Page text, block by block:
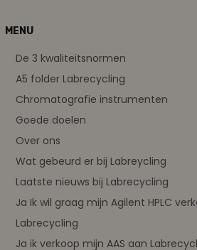
MENU
De 3 kwaliteitsnormen
A5 folder Labrecycling
Chromatografie instrumenten
Goede doelen
Over ons
Wat gebeurd er bij Labreycling
Laatste nieuws bij Labrecycling
Ja Ik wil graag mijn Agilent HPLC
Labrecycling
Ja ik verkoop mijn AAS aan